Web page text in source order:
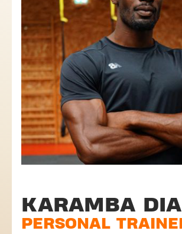
KARAMBA
PERSONAL